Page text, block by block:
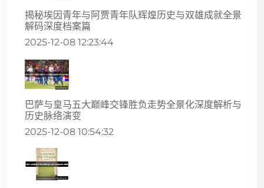
揭秘埃因青年与阿贾青年队辉煌历史与双雄成就全景
解码深度档案篇
2025-12-08 12:23:44
巴萨与皇马五大巅峰交锋胜负走势全景化深度解析与
历史脉络演变
2025-12-08 10:54:32